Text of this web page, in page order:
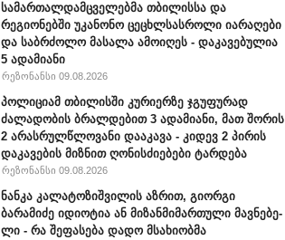
სამართალდამცველებმა თბილისსა და
რეგიონებში უკანონო ცეცხლსასროლი იარაღები
და საბრძოლო მასალა ამოიღეს - დაკავებულია
5 ადამიანი
რეზონანსი 09.08.2026
პოლიციამ თბილისში კურიერზე ჯგუფურად
ძალადობის ბრალდებით 3 ადამიანი, მათ შორის
2 არასრულწლოვანი დააკავა - კიდევ 2 პირის
დაკავების მიზნით ღონისძიებები ტარდება
რეზონანსი 09.08.2026
ნანკა კალატოზიშვილის აზრით, გიორგი
ბარამიძე იდიოტია ან მი­ზან­მი­მარ­თუ­ლი მავ­ნე­ბე­
ლი - რა შეფასება დადო მსახიობმა